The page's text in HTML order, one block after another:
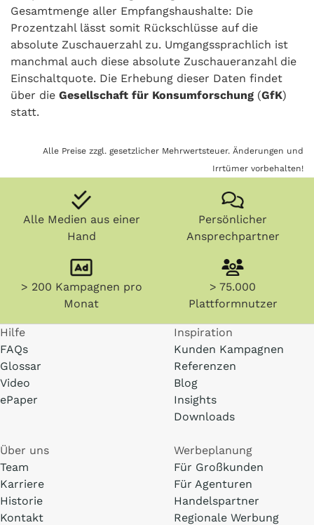
Gesamtmenge aller Empfangshaushalte: Die
Prozentzahl lässt somit Rückschlüsse auf die
absolute Zuschauerzahl zu. Umgangssprachlich ist
manchmal auch diese absolute Zuschaueranzahl die
Einschaltquote. Die Erhebung dieser Daten findet
über die Gesellschaft für Konsumforschung (GfK)
statt.
Alle Preise zzgl. gesetzlicher Mehrwertsteuer. Änderungen und
Irrtümer vorbehalten!
Alle Medien aus einer
Hand
Persönlicher
Ansprechpartner
> 200 Kampagnen pro
Monat
> 75.000
Plattformnutzer
Hilfe
FAQs
Glossar
Video
ePaper
Inspiration
Kunden Kampagnen
Referenzen
Blog
Insights
Downloads
Über uns
Team
Karriere
Historie
Kontakt
Werbeplanung
Für Großkunden
Für Agenturen
Handelspartner
Regionale Werbung